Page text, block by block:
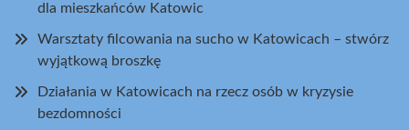
dla mieszkańców Katowic
Warsztaty filcowania na sucho w Katowicach – stwórz
wyjątkową broszkę
Działania w Katowicach na rzecz osób w kryzysie
bezdomności